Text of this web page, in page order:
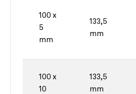
100 x
5
mm
133,5
mm
100 x
10
133,5
mm